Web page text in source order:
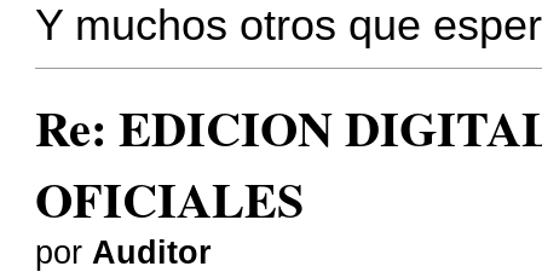
Y muchos otros que
Re: EDICION
OFICIALES
por Auditor